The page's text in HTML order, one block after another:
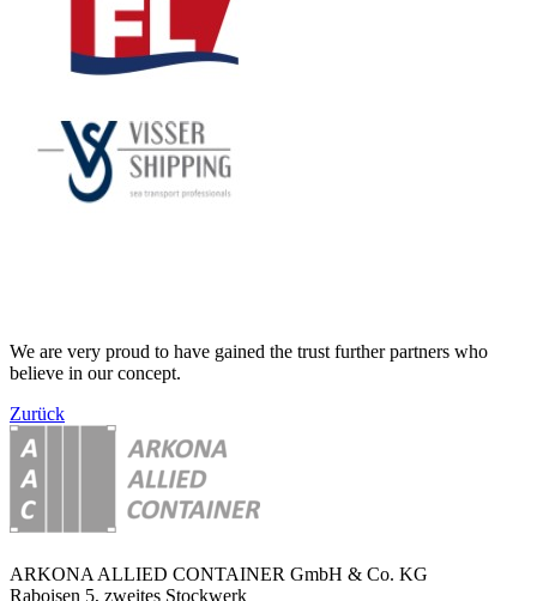
We are very proud to have gained the trust further partners who
believe in our concept.
Zurück
ARKONA ALLIED CONTAINER GmbH & Co. KG
Raboisen 5, zweites Stockwerk